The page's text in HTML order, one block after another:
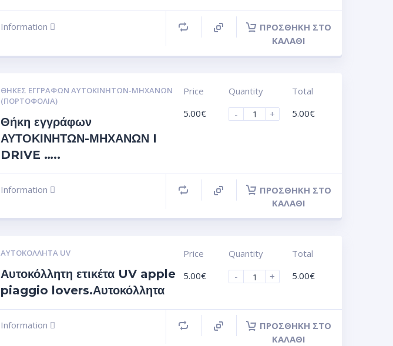
Information
ΠΡΟΣΘΉΚΗ ΣΤΟ
ΚΑΛΆΘΙ
ΘΉΚΕΣ ΕΓΓΡΆΦΩΝ ΑΥΤΟΚΙΝΗΤΩΝ-ΜΗΧΑΝΩΝ
(ΠΟΡΤΟΦΌΛΙΑ)
Θήκη εγγράφων
ΑΥΤΟΚΙΝΗΤΩΝ-ΜΗΧΑΝΩΝ I
DRIVE …..
Price
5.00€
Quantity
-
+
Total
5.00€
Information
ΠΡΟΣΘΉΚΗ ΣΤΟ
ΚΑΛΆΘΙ
ΑΥΤΟΚΌΛΛΗΤΑ UV
Αυτοκόλλητη ετικέτα UV apple
piaggio lovers.Αυτοκόλλητα
Price
5.00€
Quantity
-
+
Total
5.00€
Information
ΠΡΟΣΘΉΚΗ ΣΤΟ
ΚΑΛΆΘΙ